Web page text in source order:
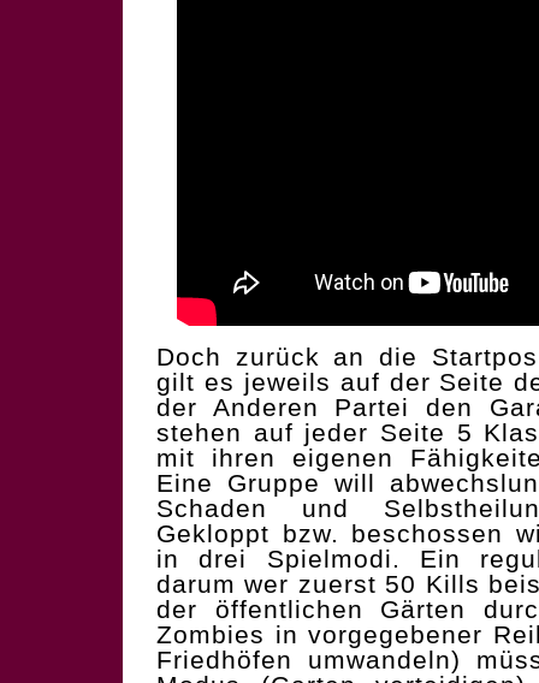
Doch zurück an die
gilt es jeweils auf der Seite
der Anderen Partei den
stehen auf jeder Seite 5
mit ihren eigenen
Eine Gruppe will
Schaden und
Gekloppt bzw. beschossen
in drei Spielmodi. Ein
darum wer zuerst 50 Kills
der öffentlichen Gärten
Zombies in vorgegebener
Friedhöfen umwandeln)